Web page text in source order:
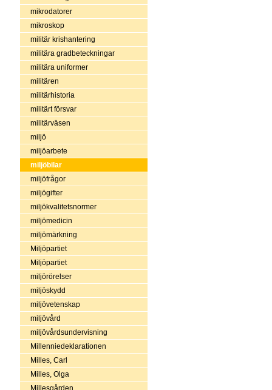
mikrodatorer
mikroskop
militär krishantering
militära gradbeteckningar
militära uniformer
militären
militärhistoria
militärt försvar
militärväsen
miljö
miljöarbete
miljöbilar
miljöfrågor
miljögifter
miljökvalitetsnormer
miljömedicin
miljömärkning
Miljöpartiet
Miljöpartiet
miljörörelser
miljöskydd
miljövetenskap
miljövård
miljövårdsundervisning
Millenniedeklarationen
Milles, Carl
Milles, Olga
Millesgården